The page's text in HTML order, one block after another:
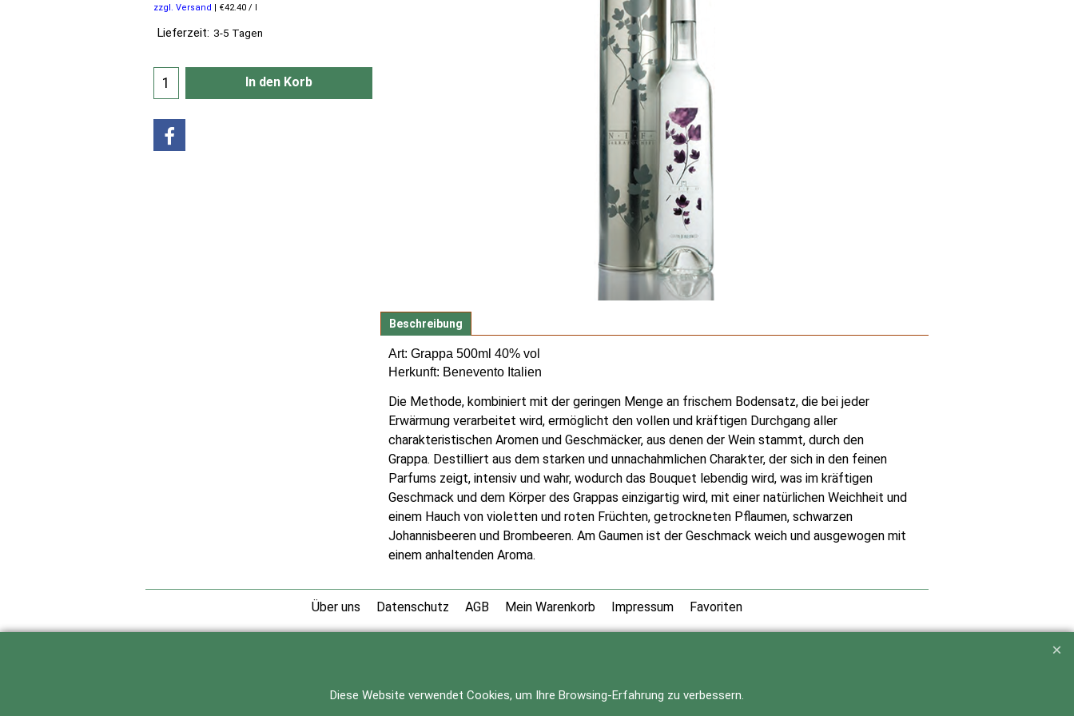
zzgl. Versand €42.40 / l
Lieferzeit: 3-5 Tagen
In den Korb
Beschreibung
Art: Grappa 500ml 40% vol
Herkunft: Benevento Italien
Die Methode, kombiniert mit der geringen Menge an frischem Bodensatz, die bei jeder
Erwärmung verarbeitet wird, ermöglicht den vollen und kräftigen Durchgang aller
charakteristischen Aromen und Geschmäcker, aus denen der Wein stammt, durch den
Grappa. Destilliert aus dem starken und unnachahmlichen Charakter, der sich in den feinen
Parfums zeigt, intensiv und wahr, wodurch das Bouquet lebendig wird, was im kräftigen
Geschmack und dem Körper des Grappas einzigartig wird, mit einer natürlichen Weichheit und
einem Hauch von violetten und roten Früchten, getrockneten Pflaumen, schwarzen
Johannisbeeren und Brombeeren. Am Gaumen ist der Geschmack weich und ausgewogen mit
einem anhaltenden Aroma.
Über uns Datenschutz AGB Mein Warenkorb Impressum Favoriten
Diese Website verwendet Cookies, um Ihre Browsing-Erfahrung zu verbessern.